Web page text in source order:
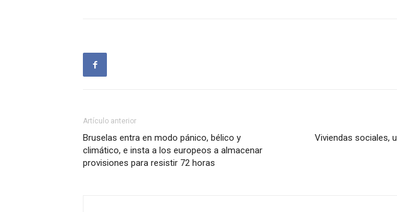
Artículo anterior
Bruselas entra en modo pánico, bélico y
climático, e insta a los europeos a almacenar
provisiones para resistir 72 horas
Viviendas sociales,